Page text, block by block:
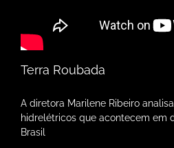
Terra Roubada
A diretora Marilene Ribeiro
hidrelétricos que acontecem em
Brasil